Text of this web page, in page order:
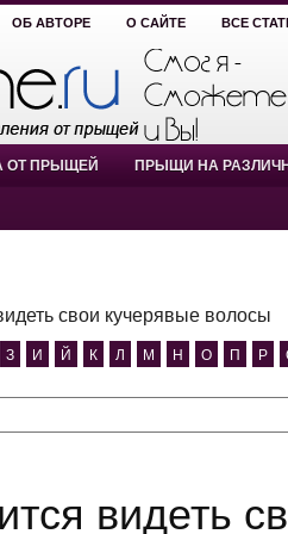
ОБ АВТОРЕ О САЙТЕ ВСЕ
ОТ ПРЫЩЕЙ ПРЫЩИ НА
свои кучерявые волосы
З И Й К Л М Н О П Р